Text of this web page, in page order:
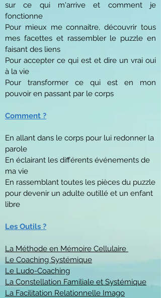
sur ce qui m'arrive et comment je
fonctionne
Pour mieux me connaitre, découvrir tous
mes facettes et rassembler le puzzle en
faisant des liens
Pour accepter ce qui est et dire un vrai oui
à la vie
Pour transformer ce qui est en mon
pouvoir en passant par le corps
Comment ?
En allant dans le corps pour lui redonner la
parole
En éclairant les différents événements de
ma vie
En rassemblant toutes les pièces du puzzle
pour devenir un adulte outillé et un enfant
libre
Les Outils ?
La Méthode en Mémoire Cellulaire
Le Coaching Systémique
Le Ludo-Coaching
La Constellation Familiale et Systémique
La Facilitation Relationnelle Imago